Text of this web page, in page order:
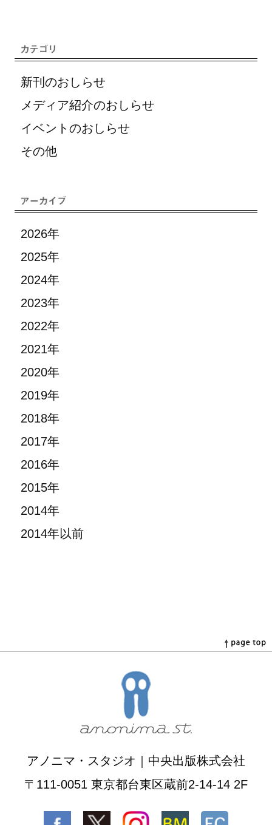
新刊のおしらせ
メディア紹介のおしらせ
イベントのおしらせ
その他
2026年
2025年
2024年
2023年
2022年
2021年
2020年
2019年
2018年
2017年
2016年
2015年
2014年
2014年以前
アノニマ・スタジオ｜中央出版株式会社
〒111-0051 東京都台東区蔵前2-14-14 2F